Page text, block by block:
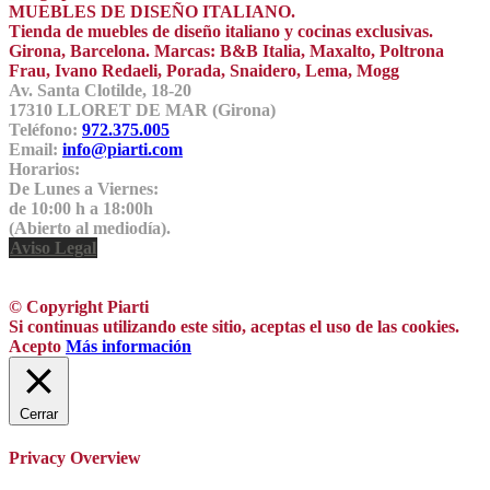
MUEBLES DE DISEÑO ITALIANO.
Tienda de muebles de diseño italiano y cocinas exclusivas.
Girona, Barcelona. Marcas: B&B Italia, Maxalto, Poltrona
Frau, Ivano Redaeli, Porada, Snaidero, Lema, Mogg
Av. Santa Clotilde, 18-20
17310 LLORET DE MAR (Girona)
Teléfono: 972.375.005
Email: info@piarti.com
Horarios:
De Lunes a Viernes:
de 10:00 h a 18:00h
(Abierto al mediodía).
Aviso Legal
© Copyright Piarti
Si continuas utilizando este sitio, aceptas el uso de las cookies.
Acepto Más información
Cerrar
Privacy Overview